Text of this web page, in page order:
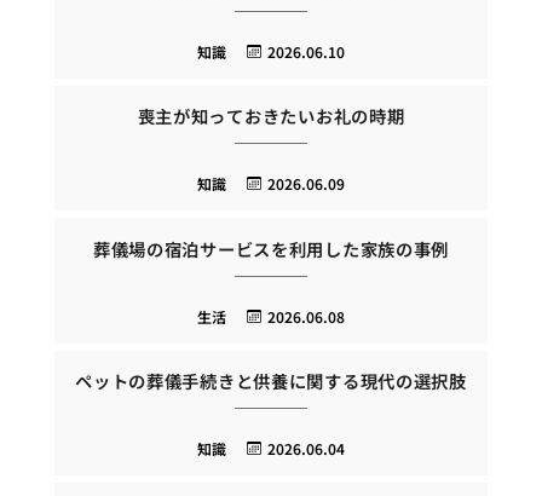
2026.06.10
知識
喪主が知っておきたいお礼の時期
2026.06.09
知識
葬儀場の宿泊サービスを利用した家族の事例
2026.06.08
生活
ペットの葬儀手続きと供養に関する現代の選択肢
2026.06.04
知識